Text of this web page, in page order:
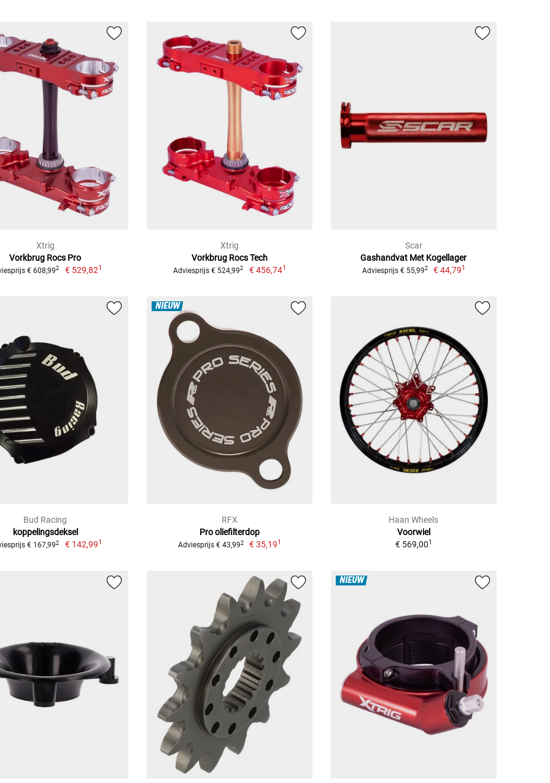
Xtrig
Vorkbrug Rocs Pro
€ 608,992 € 529,821
Xtrig
Vorkbrug Rocs Tech
Adviesprijs € 524,992 € 456,741
Scar
Gashandvat Met Kogellager
Adviesprijs € 55,992 € 44,791
Bud Racing
koppelingsdeksel
€ 167,992 € 142,991
NIEUW
RFX
Pro oliefilterdop
Adviesprijs € 43,992 € 35,191
Haan Wheels
Voorwiel
€ 569,001
NIEUW